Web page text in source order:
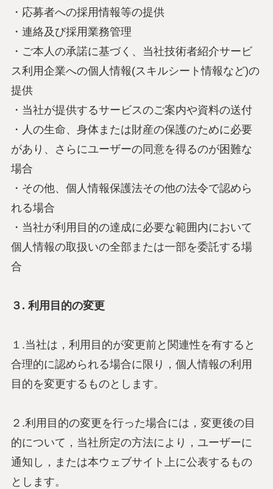
・応募者への採用情報等の提供
・連絡及び採用業務管理
・ご本人の承諾に基づく、当社技術者紹介サービ
ス利用企業への個人情報(スキルシート情報など)の
提供
・当社が提供するサービスのご案内や資料の送付
・人の生命、身体または財産の保護のために必要
があり、さらにユーザーの同意を得るのが困難な
場合
・その他、個人情報保護法その他の法令で認めら
れる場合
・当社が利用目的の達成に必要な範囲内において
個人情報の取扱いの全部または一部を委託する場
合
３. 利用目的の変更
１.当社は，利用目的が変更前と関連性を有すると
合理的に認められる場合に限り，個人情報の利用
目的を変更するものとします。
２.利用目的の変更を行った場合には，変更後の目
的について，当社所定の方法により，ユーザーに
通知し，または本ウェブサイト上に公表するもの
とします。